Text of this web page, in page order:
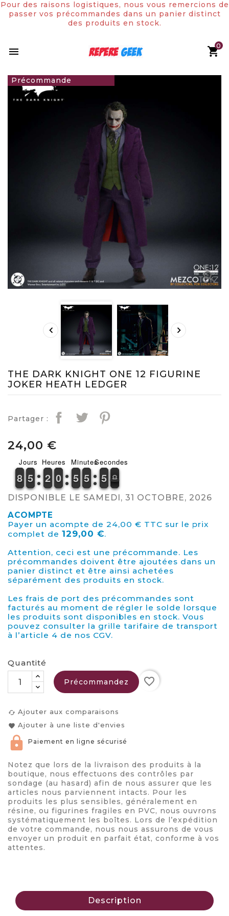

Pour des raisons logistiques, nous vous remercions de
passer vos précommandes dans un panier distinct
des produits en stock.
0
129,00 €

 
THE DARK KNIGHT ONE 12 FIGURINE
JOKER HEATH LEDGER
Partager :
24,00 €
Jours
7
7
8
8 4
4
5
5
Heures
1
1
2
2 9
9
0
0
Minutes
4
4
5
5 6
5
5
Secondes
0
5
5 9
8
8
DISPONIBLE LE SAMEDI, 31 OCTOBRE, 2026
ACOMPTE
Payer un acompte de 24,00 € TTC sur le prix
complet de 129,00 €.
Attention, ceci est une précommande. Les
précommandes doivent être ajoutées dans un
panier distinct et être ainsi achetées
séparément des produits en stock.
Les frais de port des précommandes sont
facturés au moment de régler le solde lorsque
les produits sont disponibles en stock. Vous
pouvez consulter la grille tarifaire de transport
à l’article 4 de nos CGV.
Quantité
Précommandez favorite_border
cached Ajouter aux comparaisons
favorite Ajouter à une liste d'envies
Paiement en ligne sécurisé
Notez que lors de la livraison des produits à la
boutique, nous effectuons des contrôles par
sondage (au hasard) afin de nous assurer que les
articles nous parviennent intacts. Pour les
produits les plus sensibles, généralement en
résine, ou figurines fragiles en PVC, nous ouvrons
systématiquement les boîtes. Lors de l’expédition
de votre commande, nous nous assurons de vous
envoyer un produit en parfait état, conforme à vos
attentes.
Description